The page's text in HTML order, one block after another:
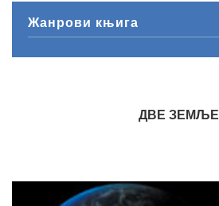
Жанрови књига
ДВЕ ЗЕМЉЕ